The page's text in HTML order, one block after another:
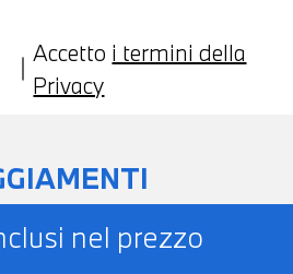
Accetto i termini della
Privacy
nel prezzo